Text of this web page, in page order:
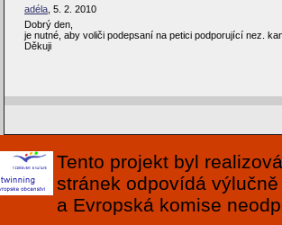
adéla , 5. 2. 2010
Dobrý den,
je nutné, aby voliči podepsaní na petici podporující nez.
Děkuji
Tento projekt byl
stránek odpovídá
a Evropská komise